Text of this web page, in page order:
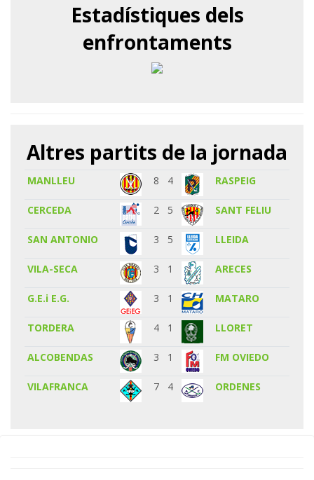
Estadístiques dels
enfrontaments
Altres partits de la jornada
MANLLEU 8 4 RASPEIG
CERCEDA 2 5 SANT FELIU
SAN ANTONIO 3 5 LLEIDA
VILA-SECA 3 1 ARECES
G.E.i E.G. 3 1 MATARO
TORDERA 4 1 LLORET
ALCOBENDAS 3 1 FM OVIEDO
VILAFRANCA 7 4 ORDENES